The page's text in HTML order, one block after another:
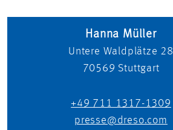
Hanna Müller
Untere Waldplätze 28
70569 Stuttgart
+49 711 1317-1309
presse@dreso.com